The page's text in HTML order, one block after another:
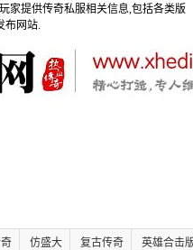
家提供传奇私服相关信息,包括各类版
布网站.
仿盛大 复古传奇 英雄合击